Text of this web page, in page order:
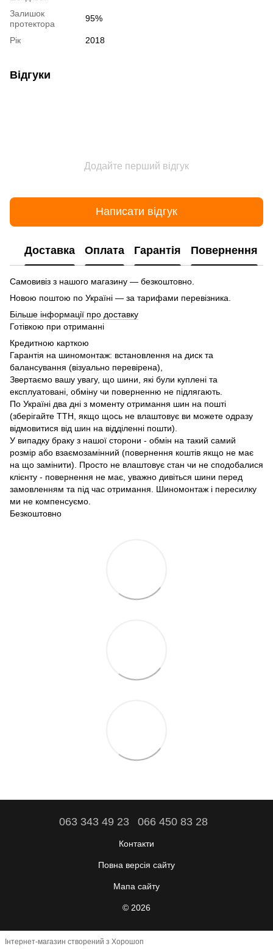
Залишок
протектора
95%
Рік 2018
Відгуки
Додайте перший відгук
Написати відгук
Доставка Оплата Гарантія Повернення
Самовивіз з нашого магазину — безкоштовно.
Новою поштою по Україні — за тарифами перевізника.
Більше інформації про доставку
Готівкою при отриманні
Кредитною карткою
Гарантія на шиномонтаж: встановлення на диск та
балансування (візуально перевірена),
Звертаємо вашу увагу, що шини, які були куплені та
експлуатовані, обміну чи поверненню не підлягають.
По Україні два дні з моменту отримання шин на пошті
(зберігайте ТТН, якщо щось не влаштовує ви можете одразу
відмовитися від шин на відділенні пошти).
У випадку браку з нашої сторони - обмін на такий самий
розмір або взаємозамінний (повернення коштів якщо не має
на що замінити). Просто не влаштовує стан чи не сподобалися
клієнту - повернення не має, уважно дивіться шини перед
замовленням та під час отримання. Шиномонтаж і пересилку
ми не компенсуємо.
Безкоштовно
063 343 49 23 066 450 83 28
Контакти
Повна версія сайту
Мапа сайту
© 2026
Інтернет-магазин створений з Хорошоп